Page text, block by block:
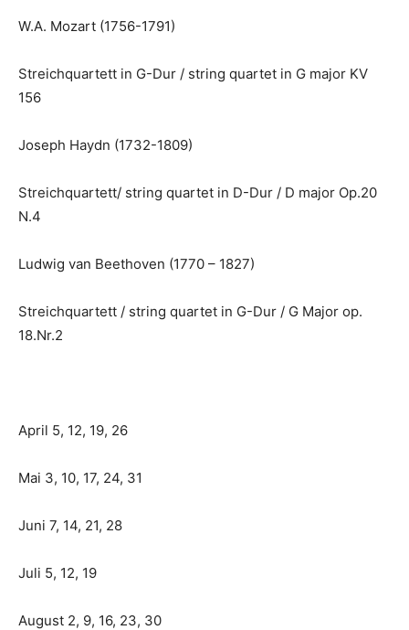
W.A. Mozart (1756-1791)
Streichquartett in G-Dur / string quartet in G major KV
156
Joseph Haydn (1732-1809)
Streichquartett/ string quartet in D-Dur / D major Op.20
N.4
Ludwig van Beethoven (1770 – 1827)
Streichquartett / string quartet in G-Dur / G Major op.
18.Nr.2
April 5, 12, 19, 26
Mai 3, 10, 17, 24, 31
Juni 7, 14, 21, 28
Juli 5, 12, 19
August 2, 9, 16, 23, 30